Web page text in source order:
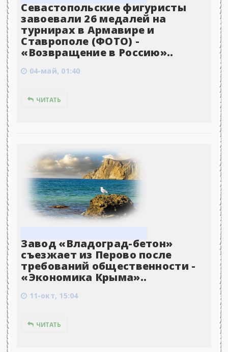
Севастопольские фигуристы
завоевали 26 медалей на
турнирах в Армавире и
Ставрополе (ФОТО) -
«Возвращение в Россию»..
04-май, 01:40
ЧИТАТЬ
Завод «Владоград-бетон»
съезжает из Перово после
требований общественности -
«Экономика Крыма»..
11-окт, 15:04
ЧИТАТЬ